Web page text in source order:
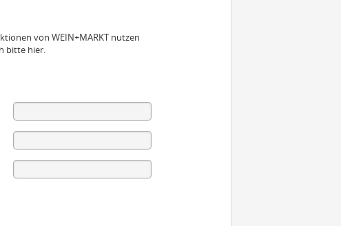
von WEIN+MARKT nutzen
bitte hier.